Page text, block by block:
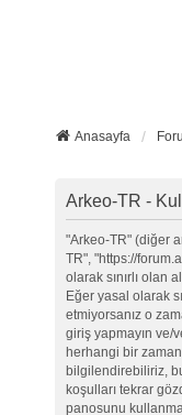
Anasayfa
Arkeo-TR -
"Arkeo-TR" (diğer
TR", "https://
olarak sınırlı olan
Eğer yasal olarak
etmiyorsanız o
giriş yapmayın ve/
herhangi bir
bilgilendirebiliriz,
koşulları tekrar
panosunu